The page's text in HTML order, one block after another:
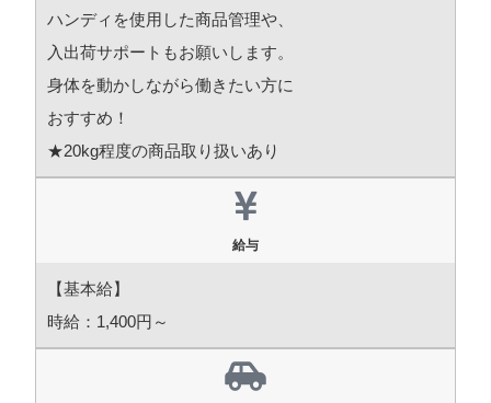
ハンディを使用した商品管理や、
入出荷サポートもお願いします。
身体を動かしながら働きたい方に
おすすめ！
★20kg程度の商品取り扱いあり
給与
【基本給】
時給：1,400円～